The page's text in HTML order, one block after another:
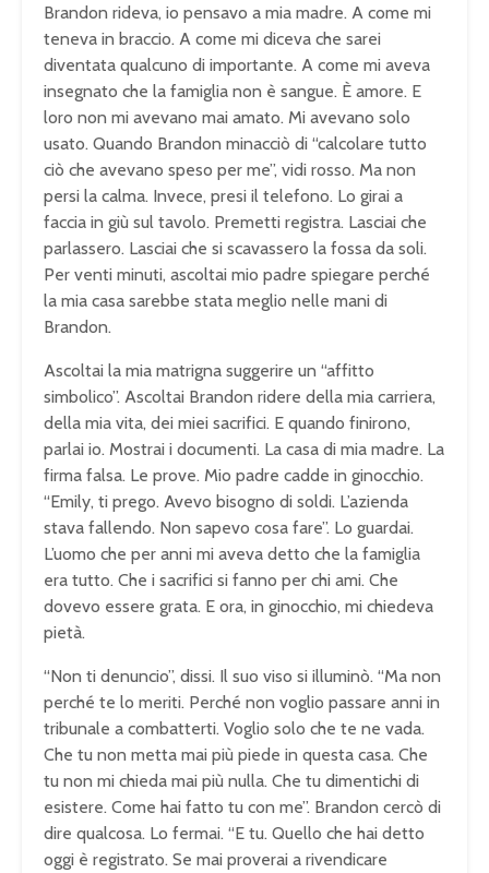
Brandon rideva, io pensavo a mia madre. A come mi
teneva in braccio. A come mi diceva che sarei
diventata qualcuno di importante. A come mi aveva
insegnato che la famiglia non è sangue. È amore. E
loro non mi avevano mai amato. Mi avevano solo
usato. Quando Brandon minacciò di “calcolare tutto
ciò che avevano speso per me”, vidi rosso. Ma non
persi la calma. Invece, presi il telefono. Lo girai a
faccia in giù sul tavolo. Premetti registra. Lasciai che
parlassero. Lasciai che si scavassero la fossa da soli.
Per venti minuti, ascoltai mio padre spiegare perché
la mia casa sarebbe stata meglio nelle mani di
Brandon.
Ascoltai la mia matrigna suggerire un “affitto
simbolico”. Ascoltai Brandon ridere della mia carriera,
della mia vita, dei miei sacrifici. E quando finirono,
parlai io. Mostrai i documenti. La casa di mia madre. La
firma falsa. Le prove. Mio padre cadde in ginocchio.
“Emily, ti prego. Avevo bisogno di soldi. L’azienda
stava fallendo. Non sapevo cosa fare”. Lo guardai.
L’uomo che per anni mi aveva detto che la famiglia
era tutto. Che i sacrifici si fanno per chi ami. Che
dovevo essere grata. E ora, in ginocchio, mi chiedeva
pietà.
“Non ti denuncio”, dissi. Il suo viso si illuminò. “Ma non
perché te lo meriti. Perché non voglio passare anni in
tribunale a combatterti. Voglio solo che te ne vada.
Che tu non metta mai più piede in questa casa. Che
tu non mi chieda mai più nulla. Che tu dimentichi di
esistere. Come hai fatto tu con me”. Brandon cercò di
dire qualcosa. Lo fermai. “E tu. Quello che hai detto
oggi è registrato. Se mai proverai a rivendicare